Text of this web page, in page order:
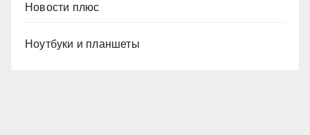
Новости плюс
Ноутбуки и планшеты